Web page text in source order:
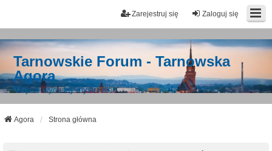
Zaloguj się
Zarejestruj się
Tarnowskie Forum - Tarnowska
Agora
Miejsce wymiany myśli i idei
Agora Strona główna